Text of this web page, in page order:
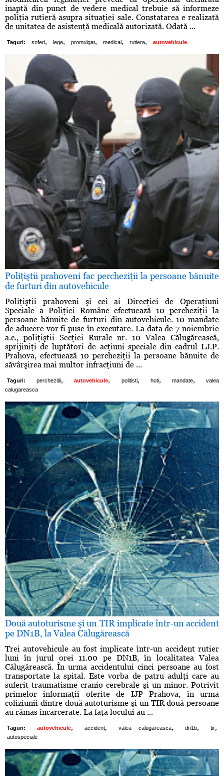
inaptă din punct de vedere medical trebuie să informeze
poliţia rutieră asupra situaţiei sale. Constatarea e realizată
de unitatea de asistenţă medicală autorizată. Odată ...
Taguri: soferi, lege, promulgat, medical , rutiera, autovehicule
Poliţiştii prahoveni fac percheziţii la persoane bănuite
de furturi din autovehicule
Poliţiştii prahoveni şi cei ai Direcţiei de Operaţiuni
Speciale a Poliţiei Române efectuează 10 percheziţii la
persoane bănuite de furturi din autovehicule. 10 mandate
de aducere vor fi puse în executare. La data de 7 noiembrie
a.c., poliţiştii Secţiei Rurale nr. 10 Valea Călugărească,
sprijiniţi de luptători de acţiuni speciale din cadrul I.J.P.
Prahova, efectuează 10 percheziţii la persoane bănuite de
săvârşirea mai multor infracţiuni de ...
Taguri: perchezitii, autovehicule, politisti, hoti, mandate,
valea
calugareasca
Două autoturisme şi un TIR implicate într-un accident
pe DN1B, la Valea Călugărească
Trei autovehicule au fost implicate într-un accident rutier
luni în jurul orei 11.00 pe DN1B, în localitatea Valea
Călugărească. În urma accidentului cinci persoane au fost
transportate la spital. Este vorba de patru adulţi care au
suferit traumatisme cranio cerebrale şi un minor. Potrivit
primelor informaţii oferite de IJP Prahova, în urma
coliziunii dintre două autoturisme şi un TIR două persoane
au rămas încarcerate. La faţa locului au ...
Taguri: autovehicule, accident, valea calugareasca, dn1b, tir,
autospeciale